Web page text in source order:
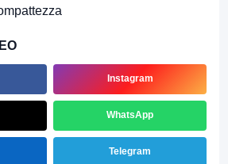
Instagram
WhatsApp
Telegram